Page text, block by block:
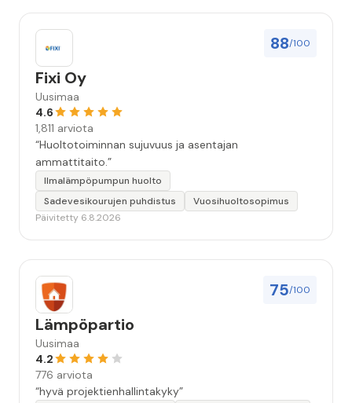
88/100
Fixi Oy
Uusimaa
4.6
1,811 arviota
“Huoltotoiminnan sujuvuus ja asentajan
ammattitaito.”
Ilmalämpöpumpun huolto
Sadevesikourujen puhdistus
Vuosihuoltosopimus
Päivitetty 6.8.2026
75/100
Lämpöpartio
Uusimaa
4.2
776 arviota
“hyvä projektienhallintakyky”